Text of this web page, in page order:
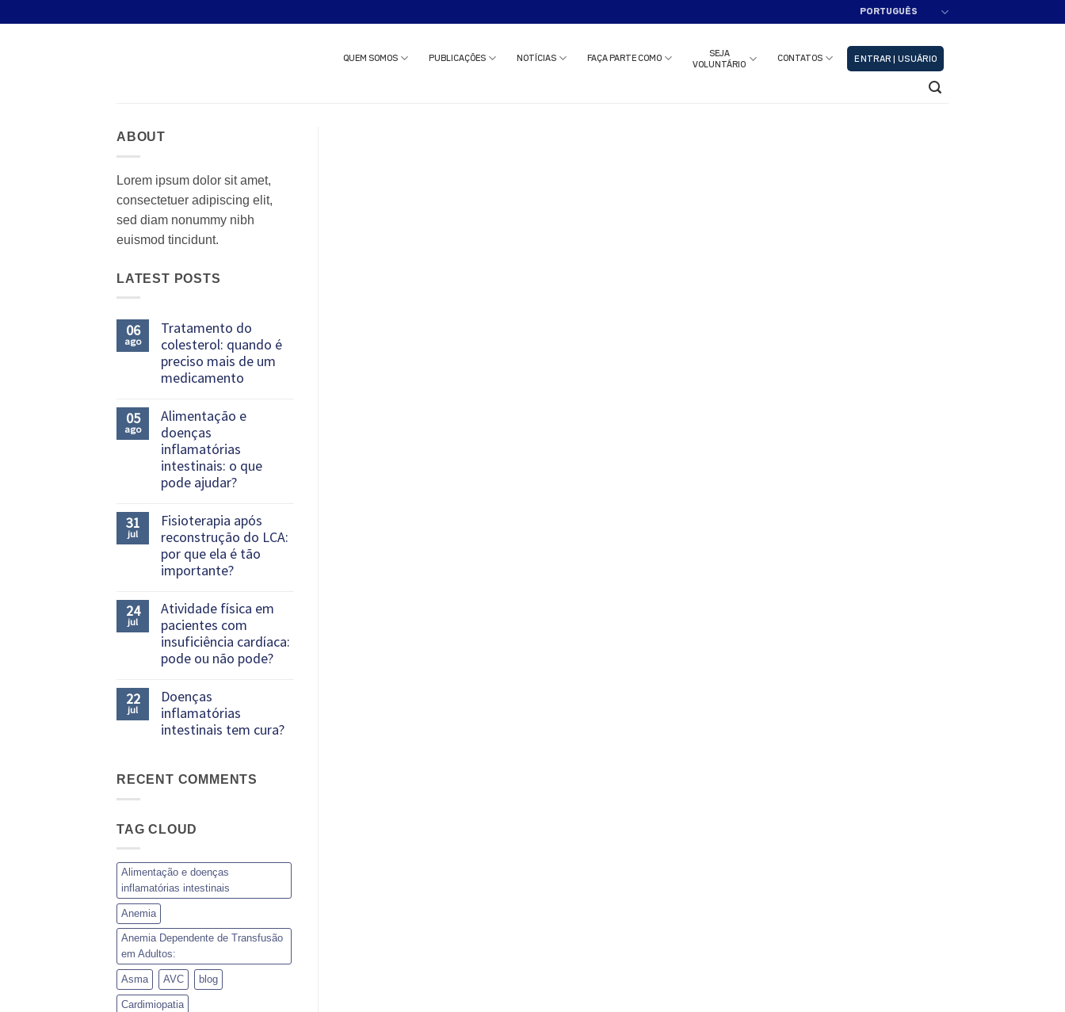
PORTUGUÊS
QUEM SOMOS PUBLICAÇÕES NOTÍCIAS FAÇA PARTE COMO
SEJA
VOLUNTÁRIO
CONTATOS ENTRAR | USUÁRIO
ABOUT
Lorem ipsum dolor sit amet,
consectetuer adipiscing elit,
sed diam nonummy nibh
euismod tincidunt.
LATEST POSTS
06
ago
Tratamento do
colesterol: quando é
preciso mais de um
medicamento
comentário
em
Tratamento
do
colesterol:
quando
é
preciso
de
um
medicamento
05
ago
Alimentação e
doenças
inflamatórias
intestinais: o que
pode ajudar?
comentário
em
Alimentação
doenças
inflamatórias
que
ajudar?
31
jul
Fisioterapia após
reconstrução do LCA:
por que ela é tão
importante?
comentário
em
Fisioterapia
após
reconstrução
do
que
ela
é
tão
24
jul
Atividade física em
pacientes com
insuficiência cardíaca:
pode ou não pode?
em
Atividade
física
em
cardíaca:
pode?
22
jul
Doenças
inflamatórias
intestinais tem cura?
Doenças
cura?
RECENT COMMENTS
TAG CLOUD
Alimentação e doenças
inflamatórias intestinais
Anemia
Anemia Dependente de Transfusão
em Adultos:
Asma AVC blog
Cardimiopatia
Quer patrocinar um novo estudo clínico ou solicitar uma reunião com nossa equipe?Clique aquie cadastre-se!! Fechar